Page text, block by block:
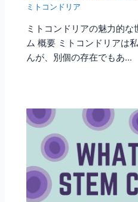
ミトコンドリア
ミトコンドリアの魅力的
ム 概要 ミトコンドリアは
んが、別個の存在でもあ…